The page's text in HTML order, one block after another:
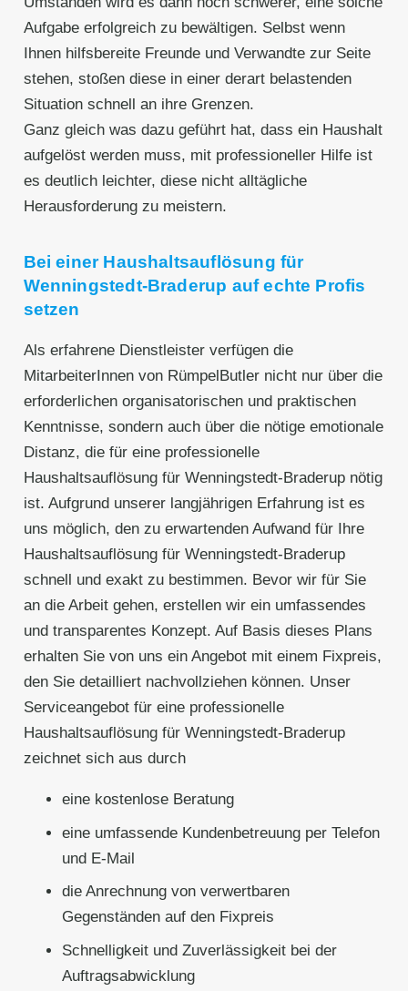
Aufgabe erfolgreich zu bewältigen. Selbst wenn
Ihnen hilfsbereite Freunde und Verwandte zur Seite
stehen, stoßen diese in einer derart belastenden
Situation schnell an ihre Grenzen.
Ganz gleich was dazu geführt hat, dass ein Haushalt
aufgelöst werden muss, mit professioneller Hilfe ist
es deutlich leichter, diese nicht alltägliche
Herausforderung zu meistern.
Bei einer Haushaltsauflösung für
Wenningstedt-Braderup auf echte Profis
setzen
Als erfahrene Dienstleister verfügen die
MitarbeiterInnen von RümpelButler nicht nur über die
erforderlichen organisatorischen und praktischen
Kenntnisse, sondern auch über die nötige emotionale
Distanz, die für eine professionelle
Haushaltsauflösung für Wenningstedt-Braderup nötig
ist. Aufgrund unserer langjährigen Erfahrung ist es
uns möglich, den zu erwartenden Aufwand für Ihre
Haushaltsauflösung für Wenningstedt-Braderup
schnell und exakt zu bestimmen. Bevor wir für Sie
an die Arbeit gehen, erstellen wir ein umfassendes
und transparentes Konzept. Auf Basis dieses Plans
erhalten Sie von uns ein Angebot mit einem Fixpreis,
den Sie detailliert nachvollziehen können. Unser
Serviceangebot für eine professionelle
Haushaltsauflösung für Wenningstedt-Braderup
zeichnet sich aus durch
eine kostenlose Beratung
eine umfassende Kundenbetreuung per Telefon
und E-Mail
die Anrechnung von verwertbaren
Gegenständen auf den Fixpreis
Schnelligkeit und Zuverlässigkeit bei der
Auftragsabwicklung